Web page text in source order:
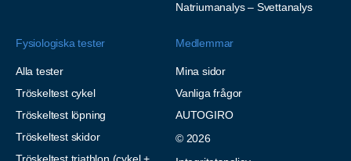
Natriumanalys – Svettanalys
Fysiologiska tester
Alla tester
Tröskeltest cykel
Tröskeltest löpning
Tröskeltest skidor
Medlemmar
Mina sidor
Vanliga frågor
AUTOGIRO
© 2026